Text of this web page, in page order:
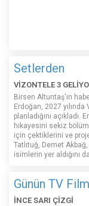
Setlerden
VİZONTELE 3
Birsen Altuntaş'ın
Erdoğan, 2027
planladığını açıkladı.
hikayesini sekiz
için çektiklerini ve
Tatlıtuğ, Demet
isimlerin yer aldığını
Günün TV
İNCE SARI ÇİZGİ